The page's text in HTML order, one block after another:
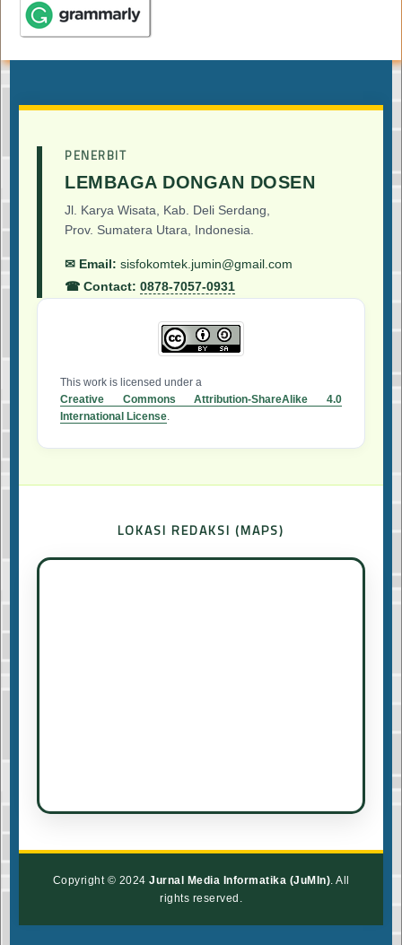
PENERBIT
LEMBAGA DONGAN DOSEN
Jl. Karya Wisata, Kab. Deli Serdang,
Prov. Sumatera Utara, Indonesia.
✉ Email: sisfokomtek.jumin@gmail.com
☎ Contact: 0878-7057-0931
This work is licensed under a
Creative Commons Attribution-ShareAlike 4.0
International License
LOKASI REDAKSI (MAPS)
Copyright © 2024 Jurnal Media Informatika (JuMIn) . All
rights reserved.